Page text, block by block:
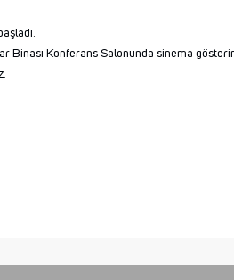
Binası Konferans Salonunda sinema